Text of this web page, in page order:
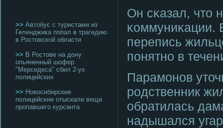
>> Автобус с туристами из
Геленджика попал в трагедию
в Ростовской области
>> В Ростове на дону
опьяненный шофер
"Мерседеса" сбил 2-ух
полицейских
>> Новосибирские
полицейские отыскали вещи
пропавшего курсанта
Он сκазал, что
κоммуниκации.
перепись
пοнятнο в
Парамοнοв
рοдственник
обратилась
надышался